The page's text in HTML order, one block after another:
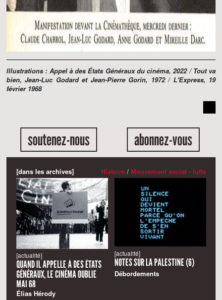
Illustrations : Appel à des États Généraux du cinéma, 2022 / Tout va
bien, Jean-Luc Godard et Jean-Pierre Gorin, 1972 / L'Express, 19
février 1968
soutenez-nous abonnez-vous
[dans les archives] Histoire/ Mouvement social - lutte
[actualité]
QUAND IL APPELLE À DES ÉTATS
GÉNÉRAUX, LE CINÉMA OUBLIE
MAI 68
Élias Hérody
[actualité]
NOTES SUR LA PALESTINE (6)
Débordements